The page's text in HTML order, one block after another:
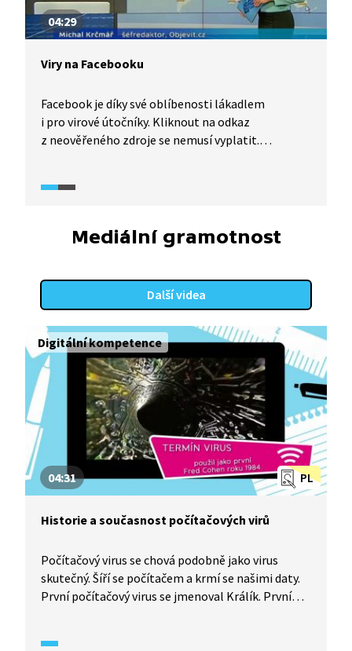
04:29
Viry na Facebooku
Facebook je díky své oblíbenosti lákadlem
i pro virové útočníky. Kliknout na odkaz
z neověřeného zdroje se nemusí vyplatit.
svou neopatrností může uživatel způsobit a jak
Mediální gramotnost
Další videa
Digitální kompetence
PL
04:31
Historie a současnost počítačových virů
Počítačový virus se chová podobně jako virus
skutečný. Šíří se počítačem a krmí se našimi daty.
První počítačový virus se jmenoval Králík. První